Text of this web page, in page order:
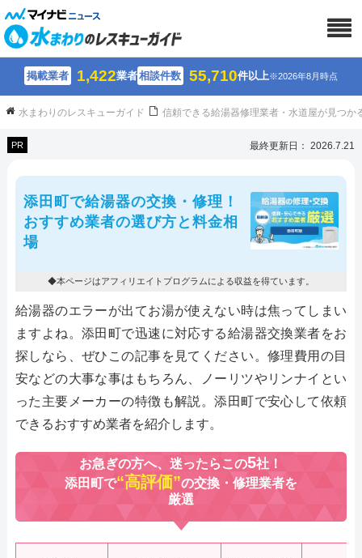
掲載業者 1,422業者相談件数 55,710件以上※2026年8月時点
水まわりのレスキューガイド 信頼できる給湯器修理業者・水道屋が見つか
PR 最終更新日： 2026.7.21
添田町で給湯器の交換・修理！
おすすめ業者の選び方と料金相
場
◆本ページはアフィリエイトプログラムによる収益を得ています。
給湯器のエラーが出てお湯が使えない時は焦ってしまい
ますよね。添田町で迅速に対応する給湯器交換業者をお
探しなら、ぜひこの記事を見てください。修理費用の目
安などの大事な事はもちろん、ノーリツやリンナイとい
った主要メーカーの特徴も解説。添田町で安心して依頼
できるおすすめ業者を紹介します。
お急ぎの方へ、迷ったらこの5社！
添田町で“高評価”の交換・修理業者を
厳選